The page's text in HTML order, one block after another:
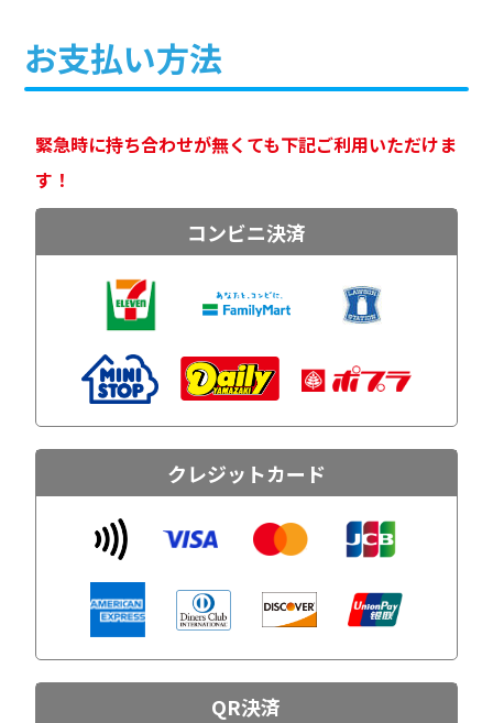
お支払い方法
緊急時に持ち合わせが無くても下記ご利用いただけま
す！
コンビニ決済
クレジットカード
QR決済